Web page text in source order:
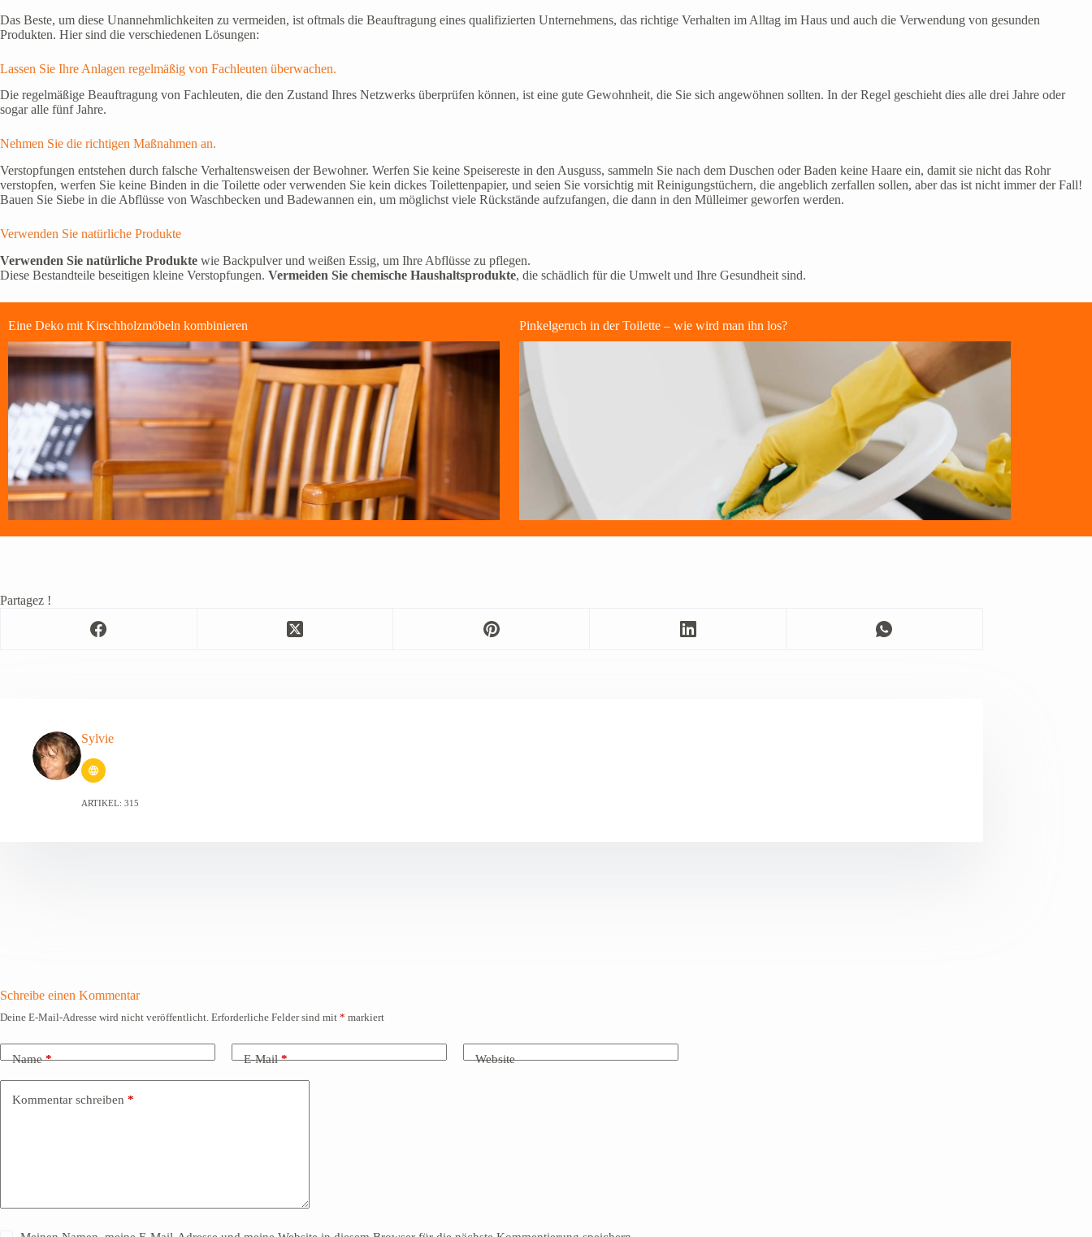
Das Beste, um diese Unannehmlichkeiten zu vermeiden, ist oftmals die Beauftragung eines qualifizierten Unternehmens, das richtige Verhalten im Alltag im Haus und auch die Verwendung von gesunden
Produkten. Hier sind die verschiedenen Lösungen:
Lassen Sie Ihre Anlagen regelmäßig von Fachleuten überwachen.
Die regelmäßige Beauftragung von Fachleuten, die den Zustand Ihres Netzwerks überprüfen können, ist eine gute Gewohnheit, die Sie sich angewöhnen sollten. In der Regel geschieht dies alle drei Jahre oder
sogar alle fünf Jahre.
Nehmen Sie die richtigen Maßnahmen an.
Verstopfungen entstehen durch falsche Verhaltensweisen der Bewohner. Werfen Sie keine Speisereste in den Ausguss, sammeln Sie nach dem Duschen oder Baden keine Haare ein, damit sie nicht das Rohr
verstopfen, werfen Sie keine Binden in die Toilette oder verwenden Sie kein dickes Toilettenpapier, und seien Sie vorsichtig mit Reinigungstüchern, die angeblich zerfallen sollen, aber das ist nicht immer der Fall!
Bauen Sie Siebe in die Abflüsse von Waschbecken und Badewannen ein, um möglichst viele Rückstände aufzufangen, die dann in den Mülleimer geworfen werden.
Verwenden Sie natürliche Produkte
Verwenden Sie natürliche Produkte wie Backpulver und weißen Essig, um Ihre Abflüsse zu pflegen.
Diese Bestandteile beseitigen kleine Verstopfungen. Vermeiden Sie chemische Haushaltsprodukte, die schädlich für die Umwelt und Ihre Gesundheit sind.
Eine Deko mit Kirschholzmöbeln kombinieren Pinkelgeruch in der Toilette – wie wird man ihn los?
Partagez !
Sylvie
ARTIKEL: 315
Schreibe einen Kommentar
Deine E-Mail-Adresse wird nicht veröffentlicht. Erforderliche Felder sind mit * markiert
Name* E-Mail* Website
Kommentar schreiben *